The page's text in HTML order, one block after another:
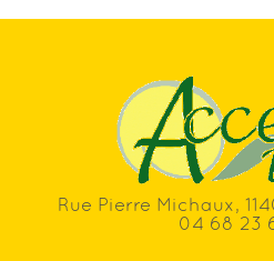
Rue Pierre Michaux,
04 68 23